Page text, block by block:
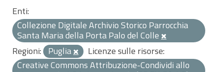
Enti:
Collezione Digitale Archivio Storico Parrocchia
Santa Maria della Porta Palo del Colle
Regioni: Puglia
Licenze sulle risorse:
Creative Commons Attribuzione-Condividi allo